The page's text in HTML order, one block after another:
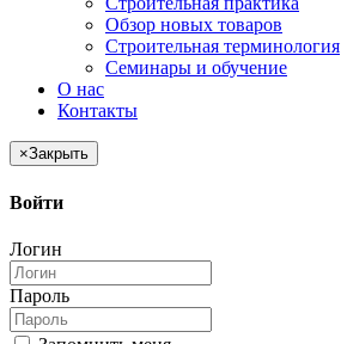
Обзор новых товаров
Строительная терминология
Семинары и обучение
О нас
Контакты
×Закрыть
Войти
Логин
Пароль